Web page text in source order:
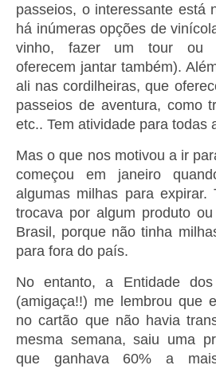
passeios, o interessante está
há inúmeras opções de
vinho, fazer um tour ou
oferecem jantar também).
ali nas cordilheiras, que
passeios de aventura, como
etc.. Tem atividade para todas
Mas o que nos motivou a ir
começou em janeiro
algumas milhas para expirar.
trocava por algum produto
Brasil, porque não tinha
para fora do país.
No entanto, a Entidade
(amigaça!!) me lembrou que
no cartão que não havia
mesma semana, saiu uma
que ganhava 60% a